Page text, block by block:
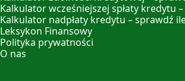
Kalkulator wcześniejszej spłaty kredytu
Kalkulator nadpłaty kredytu – sprawdź
Leksykon Finansowy
Polityka prywatności
O nas